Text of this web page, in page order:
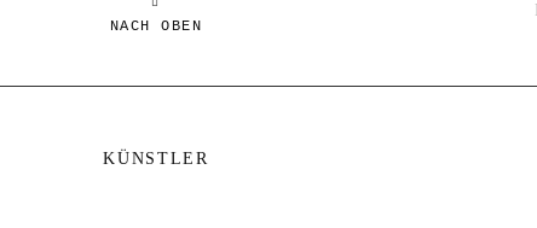
KÜNSTLER
NACH OBEN